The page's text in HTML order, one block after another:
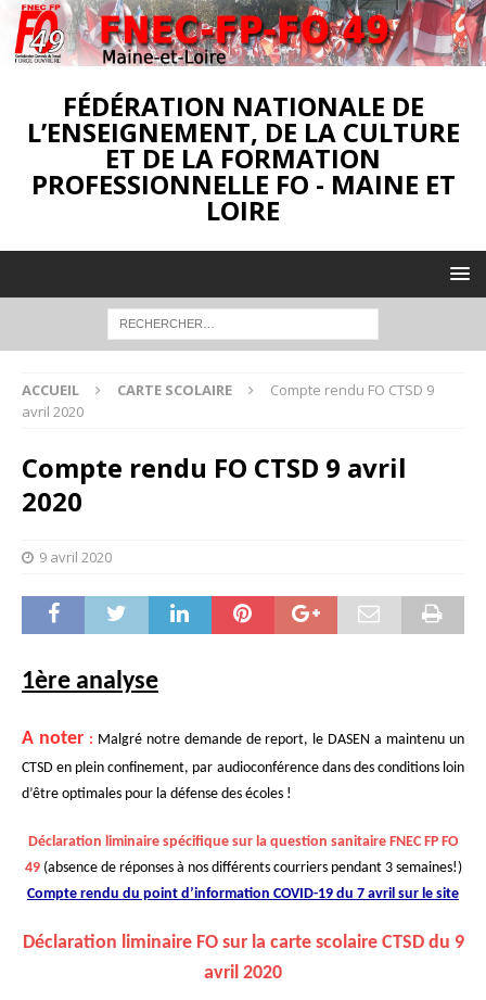
FÉDÉRATION NATIONALE DE
L’ENSEIGNEMENT, DE LA CULTURE
ET DE LA FORMATION
PROFESSIONNELLE FO - MAINE ET
LOIRE
ACCUEIL CARTE SCOLAIRE
Compte rendu FO CTSD 9
avril 2020
Compte rendu FO CTSD 9 avril
2020
9 avril 2020
1ère analyse
A noter : Malgré notre demande de report, le DASEN a maintenu un
CTSD en plein confinement, par audioconférence dans des conditions loin
d’être optimales pour la défense des écoles !
Déclaration liminaire spécifique sur la question sanitaire FNEC FP FO
49(absence de réponses à nos différents courriers pendant 3 semaines!)
Compte rendu du point d’information COVID-19 du 7 avril sur le site
Déclaration liminaire FO sur la carte scolaire CTSD du 9
avril 2020